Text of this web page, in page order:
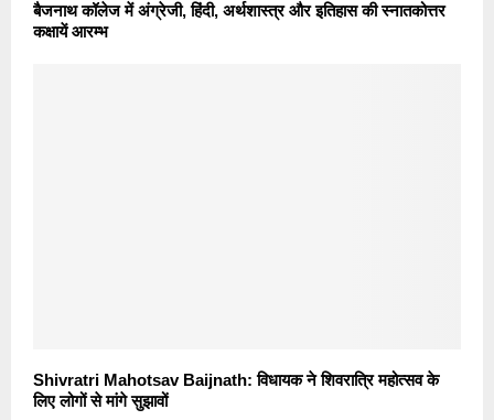
बैजनाथ कॉलेज में अंग्रेजी, हिंदी, अर्थशास्त्र और इतिहास की स्नातकोत्तर
कक्षायें आरम्भ
Shivratri Mahotsav Baijnath: विधायक ने शिवरात्रि महोत्सव के
लिए लोगों से मांगे सुझावों